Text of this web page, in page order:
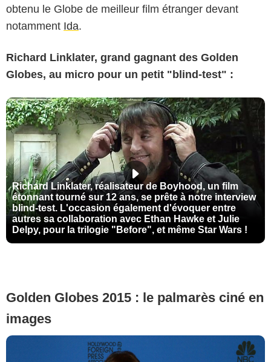
obtenu le Globe de meilleur film étranger devant
notamment Ida.
Richard Linklater, grand gagnant des Golden
Globes, au micro pour un petit "blind-test" :
Richard Linklater, réalisateur de Boyhood, un film
étonnant tourné sur 12 ans, se prête à notre interview
blind-test. L'occasion également d'évoquer entre
autres sa collaboration avec Ethan Hawke et Julie
Delpy, pour la trilogie "Before", et même Star Wars !
Golden Globes 2015 : le palmarès ciné en
images